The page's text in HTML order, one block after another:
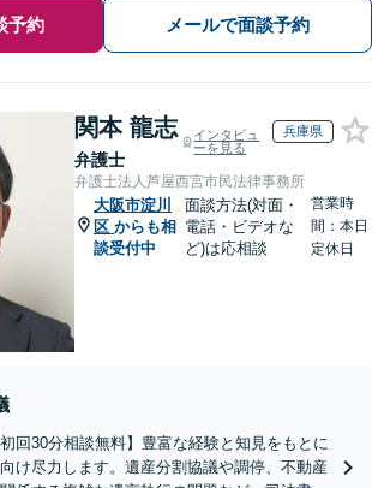
予約 メールで面談予約
関本 龍志
弁護士
インタビュ
ーを見る
兵庫県
弁護士法人芦屋西宮市民法律事務所
大阪市淀川
区 からも相
談受付中
面談方法(対面・
電話・ビデオな
ど)は応相談
営業時
間：本日
定休日
回30分相談無料】豊富な経験と知見をもとに
け尽力します。遺産分割協議や調停、不動産